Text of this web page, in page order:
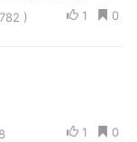
列...
0
1
)
0
1